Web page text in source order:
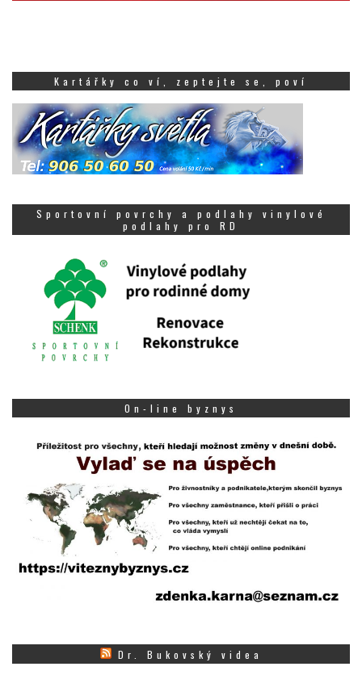
Kartářky co ví, zeptejte se, poví
Sportovní povrchy a podlahy vinylové
podlahy pro RD
On-line byznys
Dr. Bukovský videa